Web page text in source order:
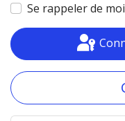
Se rappeler de moi